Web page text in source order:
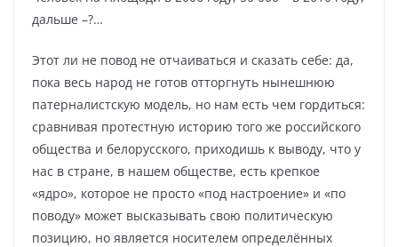
дальше –?…
Этот ли не повод не отчаиваться и сказать себе: да,
пока весь народ не готов отторгнуть нынешнюю
патерналистскую модель, но нам есть чем гордиться:
сравнивая протестную историю того же российского
общества и белорусского, приходишь к выводу, что у
нас в стране, в нашем обществе, есть крепкое
«ядро», которое не просто «под настроение» и «по
поводу» может высказывать свою политическую
позицию, но является носителем определённых